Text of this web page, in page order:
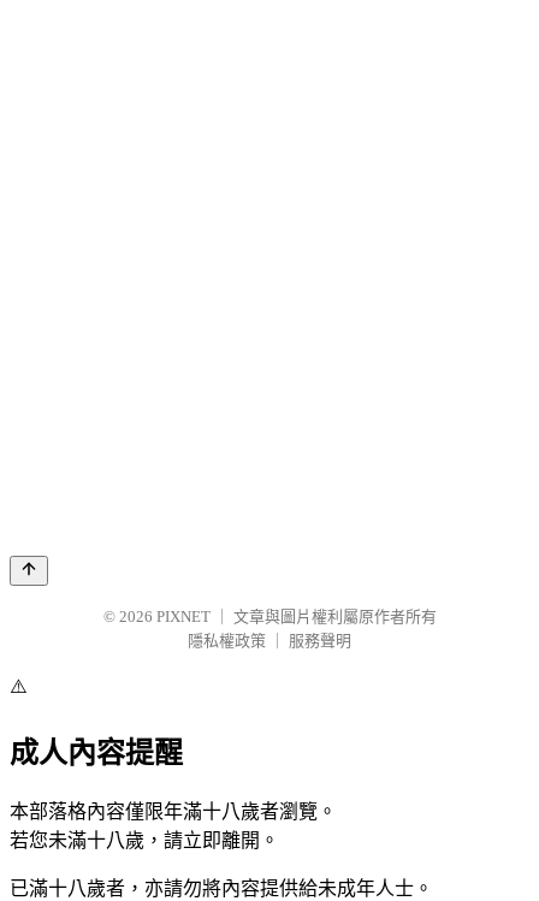
© 2026 PIXNET
文章與圖片權利屬原作者所有
隱私權政策
服務聲明
⚠️
成人內容提醒
本部落格內容僅限年滿十八歲者瀏覽。
若您未滿十八歲，請立即離開。
已滿十八歲者，亦請勿將內容提供給未成年人士。